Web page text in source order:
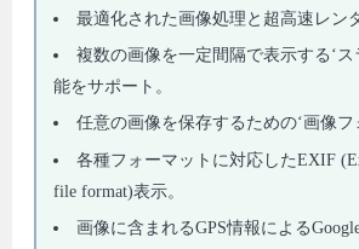
最適化された画像処理と超高速レン
複数の画像を一定間隔で表示する‘ス
能をサポート。
任意の画像を保存するための‘画像フ
各種フォーマットに対応したEXIF
file format)表示。
画像に含まれるGPS情報による